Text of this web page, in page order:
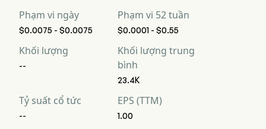
Phạm vi ngày
$0.0075 - $0.0075
Phạm vi 52 tuần
$0.0001 - $0.55
Khối lượng
--
Khối lượng trung
bình
23.4K
Tỷ suất cổ tức
--
EPS (TTM)
1.00